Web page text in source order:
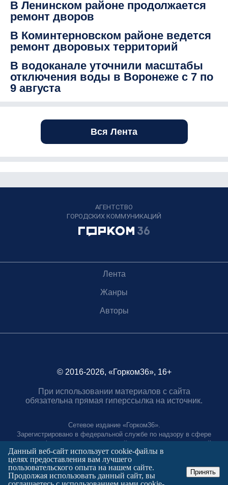
В Ленинском районе продолжается
ремонт дворов
В Коминтерновском районе ведется
ремонт дворовых территорий
В водоканале уточнили масштабы
отключения воды в Воронеже с 7 по
9 августа
Вся Лента
АГЕНТСТВО
ГОРОДСКИХ КОММУНИКАЦИЙ
Лента
Жанры
Авторы
© 2016-2026, «Горком36», 16+
При использовании материалов с сайта
обязательна прямая гиперссылка на источник.
Сетевое издание «Горком36».
Зарегистрировано в федеральной службе по надзору в сфере
связи, информационных технологий и массовых коммуникаций.
Регистрационный номер ЭЛ № ФС77-88966 от 21 января 2025 г.
Учредитель: Муниципальное автономное учреждение "Агентство
городских коммуникаций"
Главный редактор:
Данный веб-сайт использует cookie-файлы в
целях предоставления вам лучшего
пользовательского опыта на нашем сайте.
Продолжая использовать данный сайт, вы
Принять